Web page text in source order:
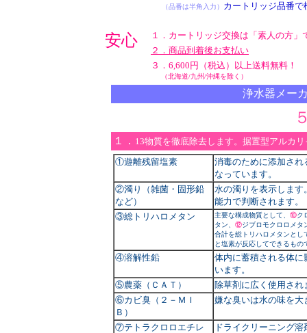
（品番は半角入力） カートリッジ品番で
安心
１．カートリッジ交換は「素人の方」
２．商品到着後お支払い
３．6,600円（税込）以上送料無料！
（北海道/九州/沖縄を除く）
浄水器メー
１． 13物質を徹底除去します。据置型アルカ
①遊離残留塩素
消毒のために添加さ
なっています。
②濁り（雑菌・固形鉛
など）
水の濁りを表示しま
能力で判断されます。
③総トリハロメタン
主要な構成物質として、 ⑩ク
タン、 ⑫ジブロモクロロメタ
合計を総トリハロメタンとし
と塩素が反応してできるもの
④溶解性鉛
体内に蓄積される体
います。
⑤農薬（ＣＡＴ）
除草剤に広く使用され
⑥カビ臭（２－ＭＩ
Ｂ）
嫌な臭いは水の味を大
⑦テトラクロロエチレ
ドライクリーニング